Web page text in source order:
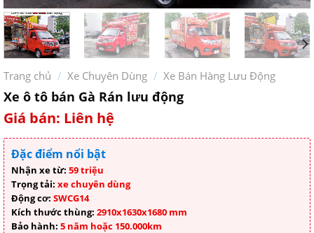
Trang chủ / Xe Chuyên Dùng / Xe Bán Hàng Lưu Động
Xe ô tô bán Gà Rán lưu động
Giá bán: Liên hệ
Đặc điểm nổi bật
Nhận xe từ: 59 triệu
Trọng tải: xe chuyên dùng
Động cơ: SWCG14
Kích thước thùng: 2910x1630x1680 mm
Bảo hành: 5 năm hoặc 150.000km